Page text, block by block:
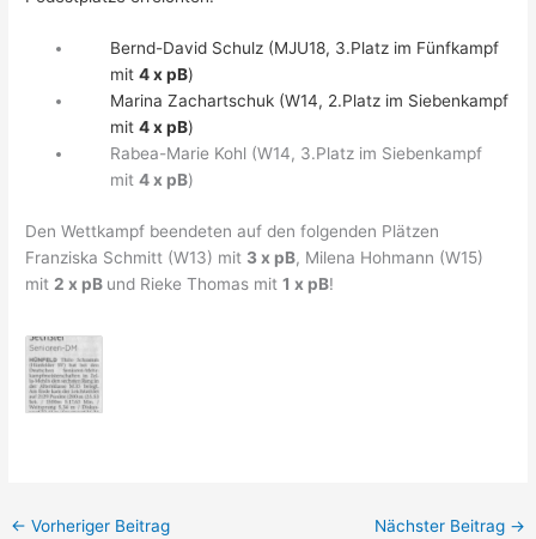
Bernd-David Schulz (MJU18, 3.Platz im Fünfkampf
mit4 x pB)
Marina Zachartschuk (W14, 2.Platz im Siebenkampf
mit4 x pB)
Rabea-Marie Kohl (W14, 3.Platz im Siebenkampf
mit4 x pB)
Den Wettkampf beendeten auf den folgenden Plätzen
Franziska Schmitt (W13) mit 3 x pB, Milena Hohmann (W15)
mit 2 x pB und Rieke Thomas mit1 x pB!
← Vorheriger Beitrag Nächster Beitrag →